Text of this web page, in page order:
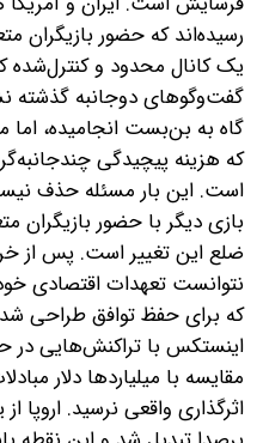
رسیده‌اند که حضور بازیگران
یک کانال محدود و کنترل‌شده
گفت‌وگوهای دوجانبه گذشته
گاه به بن‌بست انجامیده،
که هزینه پیچیدگی
است. این‌ بار مسئله حذف
بازی دیگر با حضور بازیگران
ضلع این تغییر است. پس از
نتوانست تعهدات اقتصادی
که برای حفظ توافق طراحی
اینستکس با تراکنش‌هایی در
مقایسه با میلیاردها دلار
اثرگذاری واقعی نرسید. اروپا